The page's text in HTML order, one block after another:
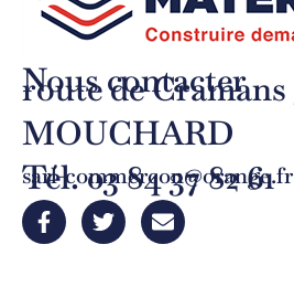
Nous contacter
route de Cramans
MOUCHARD
Tél. 03 84 37 82 61
sarl-commercon@orange.fr